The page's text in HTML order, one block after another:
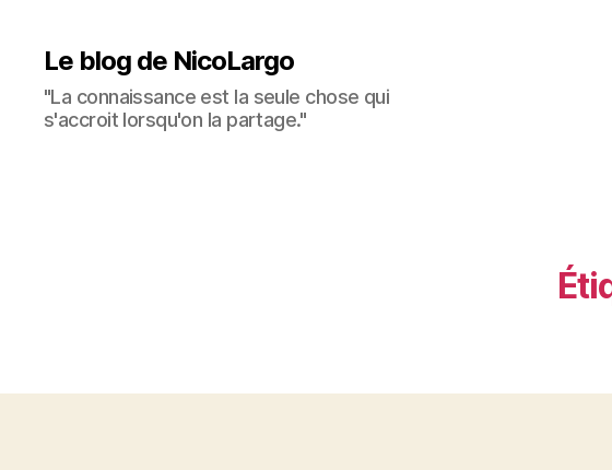
Le blog de NicoLargo
"La connaissance est la seule chose qui
s'accroit lorsqu'on la partage."